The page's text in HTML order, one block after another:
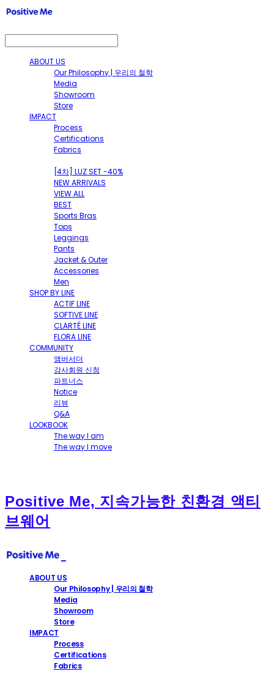
ABOUT US
Our Philosophy | 우리의 철학
Media
Showroom
Store
IMPACT
Process
Certifications
Fabrics
[4차] LUZ SET -40%
NEW ARRIVALS
VIEW ALL
BEST
Sports Bras
Tops
Leggings
Pants
Jacket & Outer
Accessories
Men
SHOP BY LINE
ACTIF LINE
SOFTIVE LINE
CLARTÉ LINE
FLORA LINE
COMMUNITY
앰버서더
강사회원 신청
파트너스
Notice
리뷰
Q&A
LOOKBOOK
The way I am
The way I move
Positive Me, 지속가능한 친환경 액티
브웨어
ABOUT US
Our Philosophy | 우리의 철학
Media
Showroom
Store
IMPACT
Process
Certifications
Fabrics